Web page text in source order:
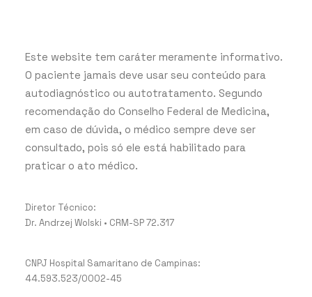
Este website tem caráter meramente informativo.
O paciente jamais deve usar seu conteúdo para
autodiagnóstico ou autotratamento. Segundo
recomendação do Conselho Federal de Medicina,
em caso de dúvida, o médico sempre deve ser
consultado, pois só ele está habilitado para
praticar o ato médico.
Diretor Técnico:
Dr. Andrzej Wolski • CRM-SP 72.317
CNPJ Hospital Samaritano de Campinas:
44.593.523/0002-45